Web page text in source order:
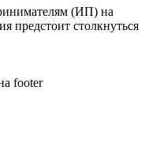
(ИП) на
предстоит столкнуться